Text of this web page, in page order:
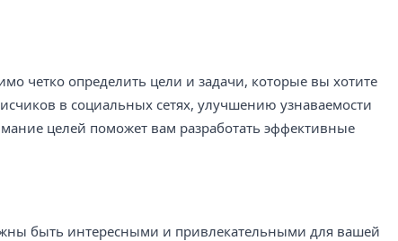
четко определить цели и задачи, которые вы хотите
в социальных сетях, улучшению узнаваемости
целей поможет вам разработать эффективные
быть интересными и привлекательными для вашей